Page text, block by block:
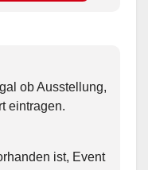
ob Ausstellung,
eintragen.
ist, Event